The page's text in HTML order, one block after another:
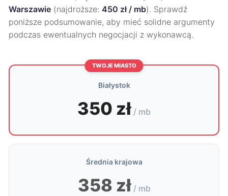
Warszawie (najdroższe: 450 zł / mb). Sprawdź
poniższe podsumowanie, aby mieć solidne argumenty
podczas ewentualnych negocjacji z wykonawcą.
TWOJE MIASTO
Białystok
350 zł / mb
Średnia krajowa
358 zł / mb